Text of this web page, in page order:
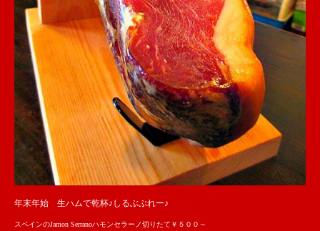
年末年始 生ハムで乾杯♪しるぶぷれー♪
スペインのJamon Serranoハモンセラーノ切りたて￥５００～